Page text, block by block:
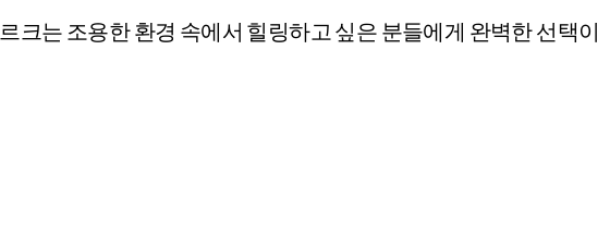
크는 조용한 환경 속에서 힐링하고 싶은 분들에게 완벽한 선택이